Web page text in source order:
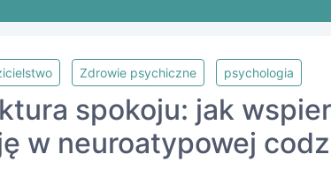
Zdrowie psychiczne psychologia
spokoju: jak
w neuroatypowej